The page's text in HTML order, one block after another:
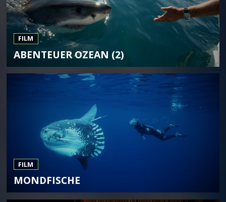
FILM
ABENTEUER OZEAN (2)
FILM
MONDFISCHE